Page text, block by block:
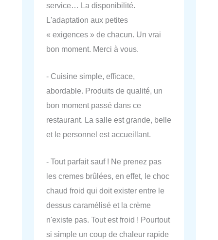
service… La disponibilité.
L'adaptation aux petites
« exigences » de chacun. Un vrai
bon moment. Merci à vous.
- Cuisine simple, efficace,
abordable. Produits de qualité, un
bon moment passé dans ce
restaurant. La salle est grande, belle
et le personnel est accueillant.
- Tout parfait sauf ! Ne prenez pas
les cremes brûlées, en effet, le choc
chaud froid qui doit exister entre le
dessus caramélisé et la crème
n'existe pas. Tout est froid ! Pourtout
si simple un coup de chaleur rapide